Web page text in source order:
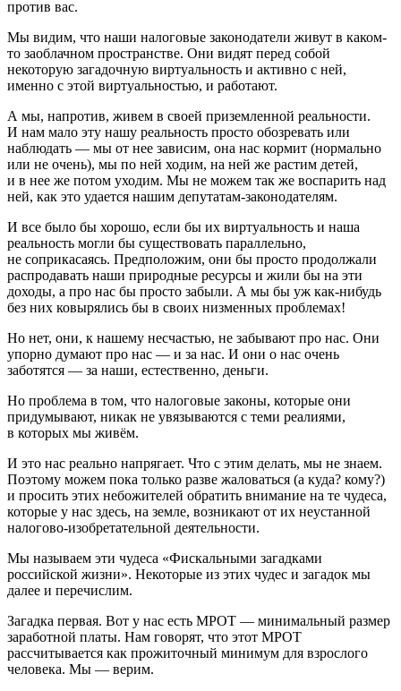
против вас.
Мы видим, что наши налоговые законодатели живут в каком-
то заоблачном пространстве. Они видят перед собой
некоторую загадочную виртуальность и активно с ней,
именно с этой виртуальностью, и работают.
А мы, напротив, живем в своей приземленной реальности.
И нам мало эту нашу реальность просто обозревать или
наблюдать — мы от нее зависим, она нас кормит (нормально
или не очень), мы по ней ходим, на ней же растим детей,
и в нее же потом уходим. Мы не можем так же воспарить над
ней, как это удается нашим депутатам-законодателям.
И все было бы хорошо, если бы их виртуальность и наша
реальность могли бы существовать параллельно,
не соприкасаясь. Предположим, они бы просто продолжали
распродавать наши природные ресурсы и жили бы на эти
доходы, а про нас бы просто забыли. А мы бы уж как-нибудь
без них ковырялись бы в своих низменных проблемах!
Но нет, они, к нашему несчастью, не забывают про нас. Они
упорно думают про нас — и за нас. И они о нас очень
заботятся — за наши, естественно, деньги.
Но проблема в том, что налоговые законы, которые они
придумывают, никак не увязываются с теми реалиями,
в которых мы живём.
И это нас реально напрягает. Что с этим делать, мы не знаем.
Поэтому можем пока только разве жаловаться (а куда? кому?)
и просить этих небожителей обратить внимание на те чудеса,
которые у нас здесь, на земле, возникают от их неустанной
налогово-изобретательной деятельности.
Мы называем эти чудеса «Фискальными загадками
российской жизни». Некоторые из этих чудес и загадок мы
далее и перечислим.
Загадка первая. Вот у нас есть МРОТ — минимальный размер
заработной платы. Нам говорят, что этот МРОТ
рассчитывается как прожиточный минимум для взрослого
человека. Мы — верим.